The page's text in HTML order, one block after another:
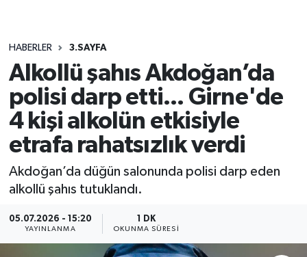
HABERLER 3.SAYFA
Alkollü şahıs Akdoğan’da
polisi darp etti... Girne'de
4 kişi alkolün etkisiyle
etrafa rahatsızlık verdi
Akdoğan’da düğün salonunda polisi darp eden
alkollü şahıs tutuklandı.
05.07.2026 - 15:20
YAYINLANMA
1 DK
OKUNMA SÜRESI